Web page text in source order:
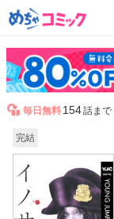
毎日無料 154話まで
完結